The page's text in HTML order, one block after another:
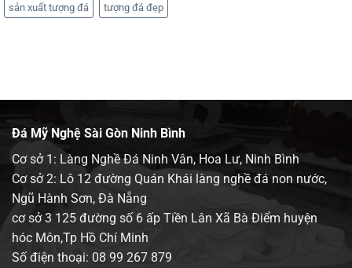
sản xuất tượng đá tượng đá đẹp
Đá Mỹ Nghệ Sài Gòn Ninh Bình
Cơ sở 1: Làng Nghề Đá Ninh Vân, Hoa Lư, Ninh Bình
Cơ sở 2: Lô 12 đường Quán Khái làng nghề đá non nước,
Ngũ Hành Sơn, Đà Nẵng
cơ sở 3 125 đường số 6 ấp Tiền Lân Xã Bà Điểm huyện
hóc Môn,Tp Hồ Chí Minh
Số điện thoại: 08 99 267 879